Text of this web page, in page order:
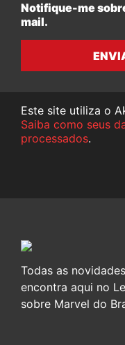
Notifique-me
mail.
Este site utiliza o
Saiba como seus
processados.
Todas as
encontra aqui no
sobre Marvel do